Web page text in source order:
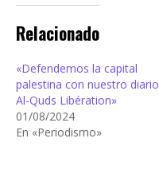
Relacionado
«Defendemos la capital
palestina con nuestro diario
Al-Quds Libération»
01/08/2024
En «Periodismo»